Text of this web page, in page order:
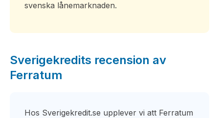
svenska lånemarknaden.
Sverigekredits recension av
Ferratum
Hos Sverigekredit.se upplever vi att Ferratum